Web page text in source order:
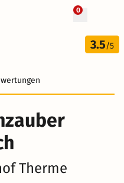
0
4 Tage
199 €
+ 10 Fotos
3.5/5
Therme